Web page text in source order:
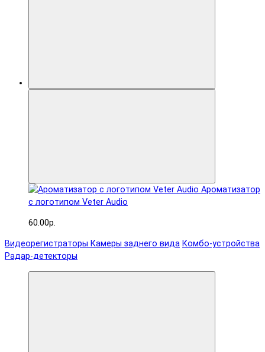
Ароматизатор
с логотипом Veter Audio
60.00р.
Видеорегистраторы Камеры заднего вида Комбо-устройства
Радар-детекторы